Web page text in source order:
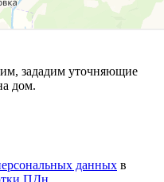
зададим уточняющие
дом.
данных в
ПДн.